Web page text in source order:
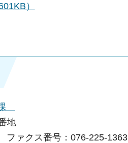
）
地
ファクス番号：076-225-1363